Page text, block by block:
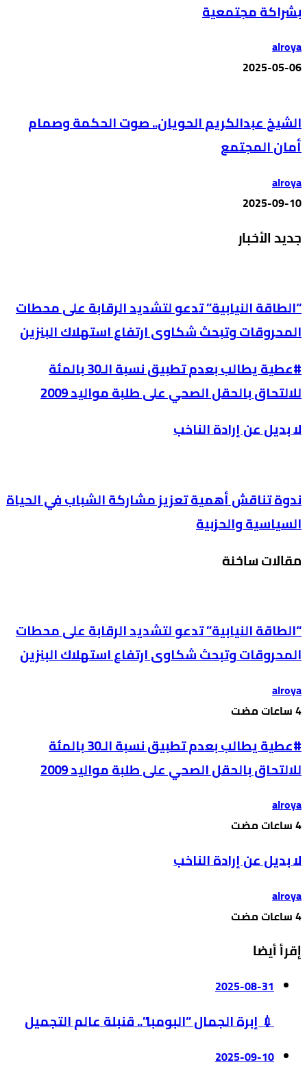
بشراكة مجتمعية
alroya
2025-05-06
الشيخ عبدالكريم الحويان.. صوت الحكمة وصمام
أمان المجتمع
alroya
2025-09-10
جديد الأخبار
“الطاقة النيابية” تدعو لتشديد الرقابة على محطات
المحروقات وتبحث شكاوى ارتفاع استهلاك البنزين
#عطية يطالب بعدم تطبيق نسبة الـ30 بالمئة
للالتحاق بالحقل الصحي على طلبة مواليد 2009
لا بديل عن إرادة الناخب
ندوة تناقش أهمية تعزيز مشاركة الشباب في الحياة
السياسية والحزبية
مقالات ساخنة
“الطاقة النيابية” تدعو لتشديد الرقابة على محطات
المحروقات وتبحث شكاوى ارتفاع استهلاك البنزين
alroya
#عطية يطالب بعدم تطبيق نسبة الـ30 بالمئة
للالتحاق بالحقل الصحي على طلبة مواليد 2009
alroya
لا بديل عن إرادة الناخب
alroya
إقرأ أيضا
2025-08-31
💉 إبرة الجمال “البومبا”.. قنبلة عالم التجميل
2025-09-10